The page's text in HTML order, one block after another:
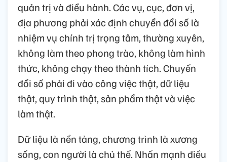
quản trị và điều hành. Các vụ, cục, đơn vị,
địa phương phải xác định chuyển đổi số là
nhiệm vụ chính trị trọng tâm, thường xuyên,
không làm theo phong trào, không làm hình
thức, không chạy theo thành tích. Chuyển
đổi số phải đi vào công việc thật, dữ liệu
thật, quy trình thật, sản phẩm thật và việc
làm thật.
Dữ liệu là nền tảng, chương trình là xương
sống, con người là chủ thể. Nhấn mạnh điều